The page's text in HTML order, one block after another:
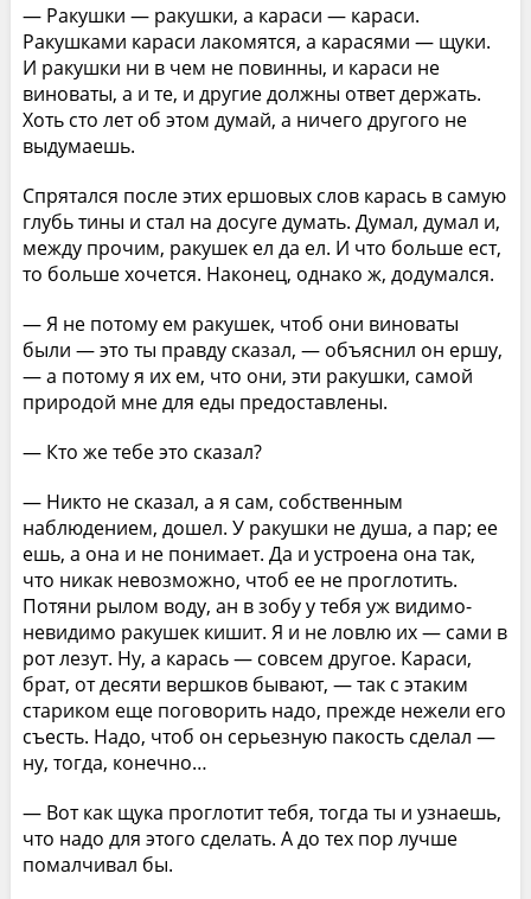
— Ракушки — ракушки, а караси — караси.
Ракушками караси лакомятся, а карасями — щуки.
И ракушки ни в чем не повинны, и караси не
виноваты, а и те, и другие должны ответ держать.
Хоть сто лет об этом думай, а ничего другого не
выдумаешь.
Спрятался после этих ершовых слов карась в самую
глубь тины и стал на досуге думать. Думал, думал и,
между прочим, ракушек ел да ел. И что больше ест,
то больше хочется. Наконец, однако ж, додумался.
— Я не потому ем ракушек, чтоб они виноваты
были — это ты правду сказал, — объяснил он ершу,
— а потому я их ем, что они, эти ракушки, самой
природой мне для еды предоставлены.
— Кто же тебе это сказал?
— Никто не сказал, а я сам, собственным
наблюдением, дошел. У ракушки не душа, а пар; ее
ешь, а она и не понимает. Да и устроена она так,
что никак невозможно, чтоб ее не проглотить.
Потяни рылом воду, ан в зобу у тебя уж видимо-
невидимо ракушек кишит. Я и не ловлю их — сами в
рот лезут. Ну, а карась — совсем другое. Караси,
брат, от десяти вершков бывают, — так с этаким
стариком еще поговорить надо, прежде нежели его
съесть. Надо, чтоб он серьезную пакость сделал —
ну, тогда, конечно…
— Вот как щука проглотит тебя, тогда ты и узнаешь,
что надо для этого сделать. А до тех пор лучше
помалчивал бы.